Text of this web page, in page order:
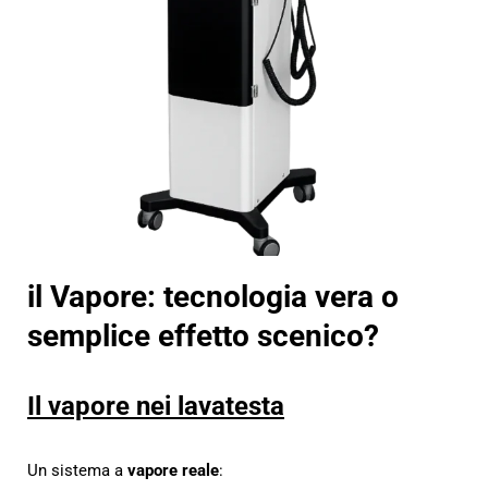
il Vapore: tecnologia vera o
semplice effetto scenico?
Il vapore nei lavatesta
Un sistema a vapore reale: